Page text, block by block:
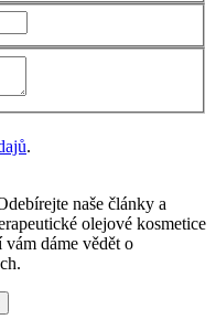
.
naše články a
olejové kosmetice
dáme vědět o